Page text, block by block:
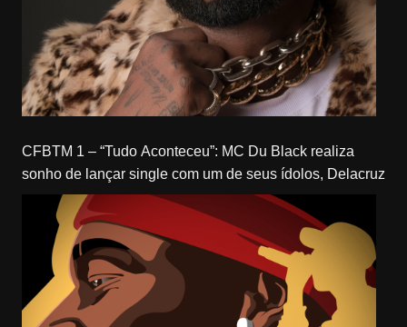
CFBTM 1 – “Tudo Aconteceu”: MC Du Black realiza
sonho de lançar single com um de seus ídolos, Delacruz